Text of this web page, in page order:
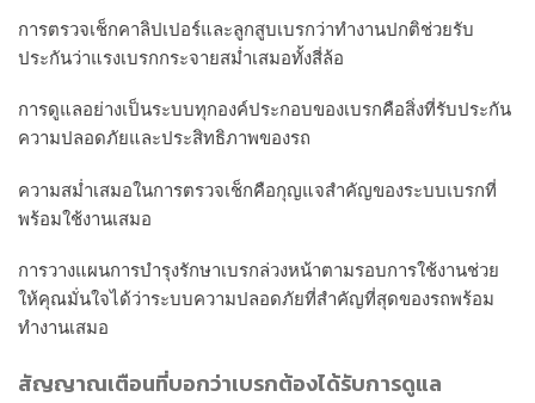
การตรวจเช็กคาลิปเปอร์และลูกสูบเบรกว่าทำงานปกติช่วยรับ
ประกันว่าแรงเบรกกระจายสม่ำเสมอทั้งสี่ล้อ
การดูแลอย่างเป็นระบบทุกองค์ประกอบของเบรกคือสิ่งที่รับประกัน
ความปลอดภัยและประสิทธิภาพของรถ
ความสม่ำเสมอในการตรวจเช็กคือกุญแจสำคัญของระบบเบรกที่
พร้อมใช้งานเสมอ
การวางแผนการบำรุงรักษาเบรกล่วงหน้าตามรอบการใช้งานช่วย
ให้คุณมั่นใจได้ว่าระบบความปลอดภัยที่สำคัญที่สุดของรถพร้อม
ทำงานเสมอ
สัญญาณเตือนที่บอกว่าเบรกต้องได้รับการดูแล